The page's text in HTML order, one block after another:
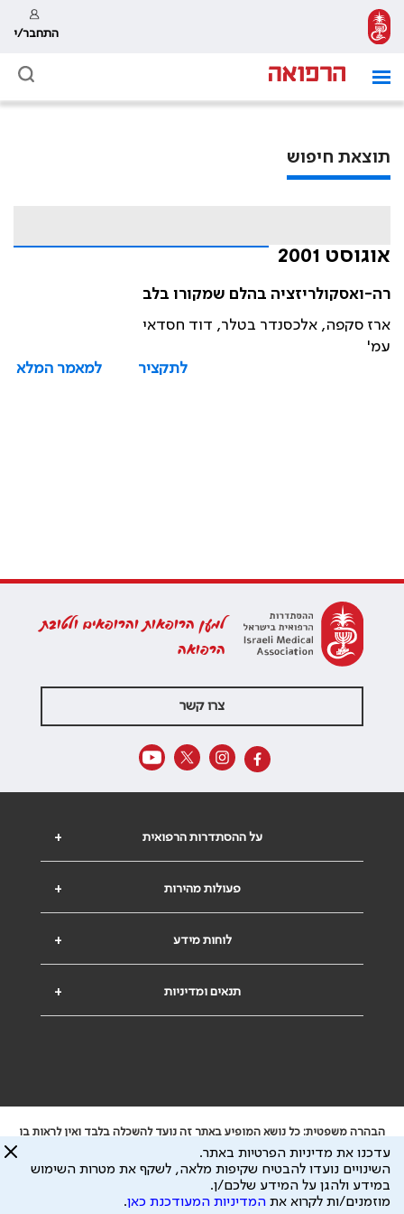
התחבר/י
תוצאת חיפוש
אוגוסט 2001
רה-ואסקולריזציה בהלם שמקורו בלב
ארז סקפה, אלכסנדר בטלר, דוד חסדאי
עמ'
לתקציר
למאמר המלא
למען הרופאות והרופאים ולטובת
הרפואה
צרו קשר
+ על ההסתדרות הרפואית
+ פעולות מהירות
+ לוחות מידע
+ תנאים ומדיניות
הבהרה משפטית: כל נושא המופיע באתר זה נועד להשכלה בלבד ואין לראות בו
ייעוץ רפואי או משפטי. אין הר"י אחראית לתוכן המתפרסם באתר זה ולכל נזק
שעלול להיגרם.
ידוע לי שהר"י אוספת ושומרת מידע אישי לצורך מתן השרות וכי חלק ממנו עשוי
להיות מועבר לצדדים שלישיים, הכל בכפוף למדיניות הפרטיות
עדכנו את מדיניות הפרטיות באתר.
השינויים נועדו להבטיח שקיפות מלאה, לשקף את מטרות השימוש
במידע ולהגן על המידע שלכם/ן.
מוזמנים/ות לקרוא את המדיניות המעודכנת כאן.